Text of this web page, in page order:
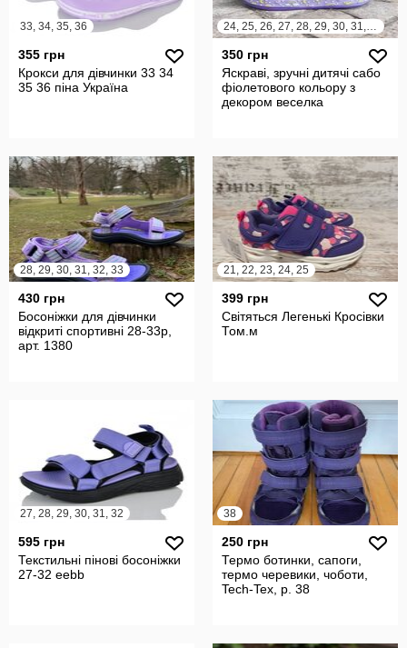
33, 34, 35, 36
355 грн
Крокси для дівчинки 33 34
35 36 піна Україна
24, 25, 26, 27, 28, 29, 30, 31, 32
350 грн
Яскраві, зручні дитячі сабо
фіолетового кольору з
декором веселка
28, 29, 30, 31, 32, 33
430 грн
Босоніжки для дівчинки
відкриті спортивні 28-33р,
арт. 1380
21, 22, 23, 24, 25
399 грн
Світяться Легенькі Кросівки
Том.м
27, 28, 29, 30, 31, 32
595 грн
Текстильні пінові босоніжки
27-32 eebb
38
250 грн
Термо ботинки, сапоги,
термо черевики, чоботи,
Tech-Tex, р. 38